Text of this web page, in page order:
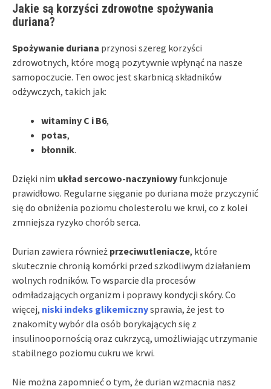
Jakie są korzyści zdrowotne spożywania
duriana?
Spożywanie duriana przynosi szereg korzyści
zdrowotnych, które mogą pozytywnie wpłynąć na nasze
samopoczucie. Ten owoc jest skarbnicą składników
odżywczych, takich jak:
witaminy C i B6,
potas,
błonnik.
Dzięki nim układ sercowo-naczyniowy funkcjonuje
prawidłowo. Regularne sięganie po duriana może przyczynić
się do obniżenia poziomu cholesterolu we krwi, co z kolei
zmniejsza ryzyko chorób serca.
Durian zawiera również przeciwutleniacze, które
skutecznie chronią komórki przed szkodliwym działaniem
wolnych rodników. To wsparcie dla procesów
odmładzających organizm i poprawy kondycji skóry. Co
więcej, niski indeks glikemicznysprawia, że jest to
znakomity wybór dla osób borykających się z
insulinoopornością oraz cukrzycą, umożliwiając utrzymanie
stabilnego poziomu cukru we krwi.
Nie można zapomnieć o tym, że durian wzmacnia nasz